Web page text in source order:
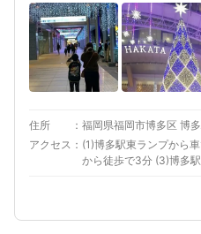
住所
福岡県福岡市博多区 博
アクセス
(1)博多駅東ランプから車で5分 (2)地
から徒歩で3分 (3)博多駅前バス停から徒歩で3